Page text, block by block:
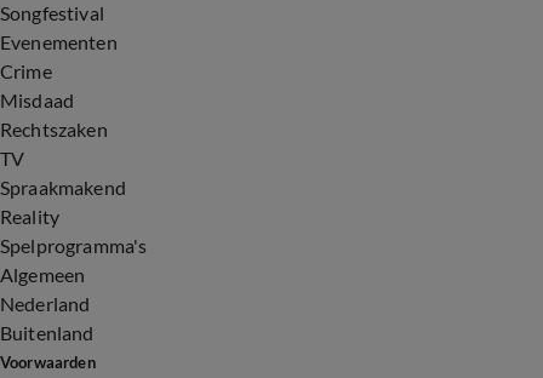
Songfestival
Evenementen
Crime
Misdaad
Rechtszaken
TV
Spraakmakend
Reality
Spelprogramma's
Algemeen
Nederland
Buitenland
Voorwaarden